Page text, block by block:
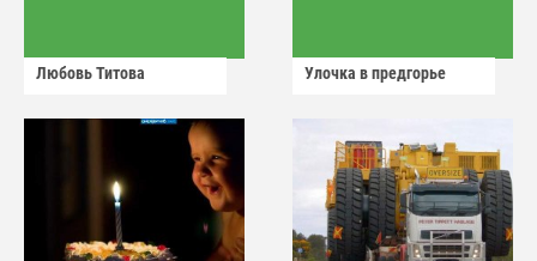
Любовь Титова Улочка в предгорье